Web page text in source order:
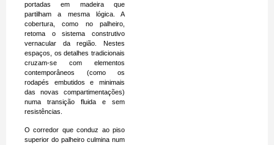
portadas em madeira que
partilham a mesma lógica. A
cobertura, como no palheiro,
retoma o sistema construtivo
vernacular da região. Nestes
espaços, os detalhes tradicionais
cruzam-se com elementos
contemporâneos (como os
rodapés embutidos e minimais
das novas compartimentações)
numa transição fluida e sem
resistências.
O corredor que conduz ao piso
superior do palheiro culmina num